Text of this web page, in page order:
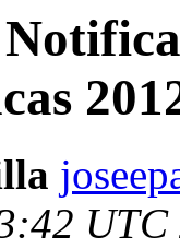
UTC